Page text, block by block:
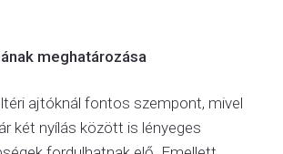
meghatározása
ajtóknál fontos szempont, mivel
két nyílás között is lényeges